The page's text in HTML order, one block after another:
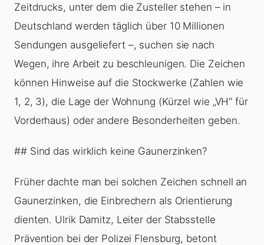
Zeitdrucks, unter dem die Zusteller stehen – in
Deutschland werden täglich über 10 Millionen
Sendungen ausgeliefert –, suchen sie nach
Wegen, ihre Arbeit zu beschleunigen. Die Zeichen
können Hinweise auf die Stockwerke (Zahlen wie
1, 2, 3), die Lage der Wohnung (Kürzel wie „VH“ für
Vorderhaus) oder andere Besonderheiten geben.
## Sind das wirklich keine Gaunerzinken?
Früher dachte man bei solchen Zeichen schnell an
Gaunerzinken, die Einbrechern als Orientierung
dienten. Ulrik Damitz, Leiter der Stabsstelle
Prävention bei der Polizei Flensburg, betont